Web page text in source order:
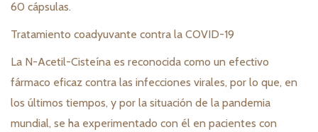
60 cápsulas.
Tratamiento coadyuvante contra la COVID-19
La N-Acetil-Cisteína es reconocida como un efectivo
fármaco eficaz contra las infecciones virales, por lo que, en
los últimos tiempos, y por la situación de la pandemia
mundial, se ha experimentado con él en pacientes con